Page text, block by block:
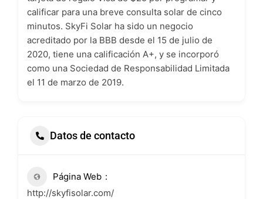
calificar para una breve consulta solar de cinco
minutos. SkyFi Solar ha sido un negocio
acreditado por la BBB desde el 15 de julio de
2020, tiene una calificación A+, y se incorporó
como una Sociedad de Responsabilidad Limitada
el 11 de marzo de 2019.
Datos de contacto
Página Web
http://skyfisolar.com/